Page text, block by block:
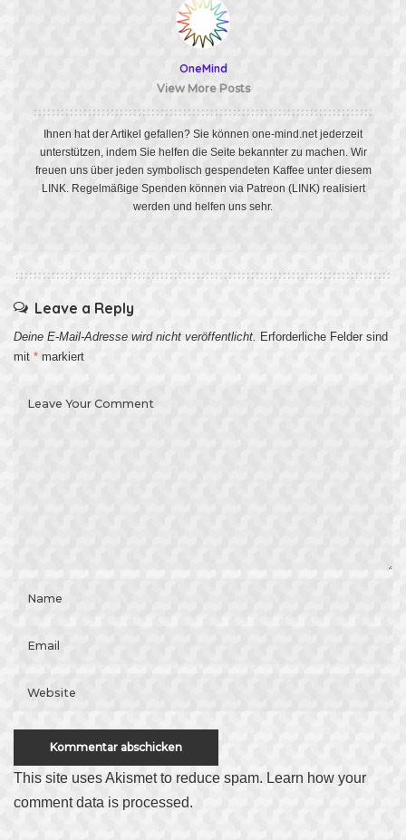
OneMind
View More Posts
Ihnen hat der Artikel gefallen? Sie können one-mind.net jederzeit
unterstützen, indem Sie helfen die Seite bekannter zu machen. Wir
freuen uns über jeden symbolisch gespendeten Kaffee unter diesem
LINK. Regelmäßige Spenden können via Patreon (LINK)realisiert
werden und helfen uns sehr.
Leave a Reply
Deine E-Mail-Adresse wird nicht veröffentlicht. Erforderliche Felder sind
mit * markiert
This site uses Akismet to reduce spam. Learn how your
comment data is processed.